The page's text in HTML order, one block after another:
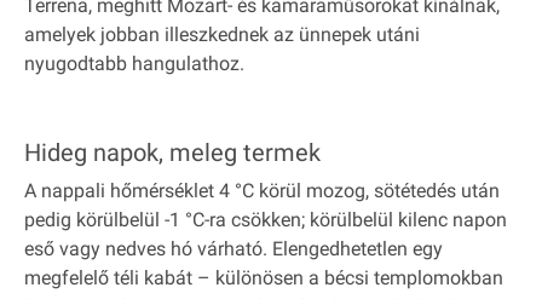
Terrena, meghitt Mozart- és kamaraműsorokat kínálnak,
amelyek jobban illeszkednek az ünnepek utáni
nyugodtabb hangulathoz.
Hideg napok, meleg termek
A nappali hőmérséklet 4 °C körül mozog, sötétedés után
pedig körülbelül -1 °C-ra csökken; körülbelül kilenc napon
eső vagy nedves hó várható. Elengedhetetlen egy
megfelelő téli kabát – különösen a bécsi templomokban